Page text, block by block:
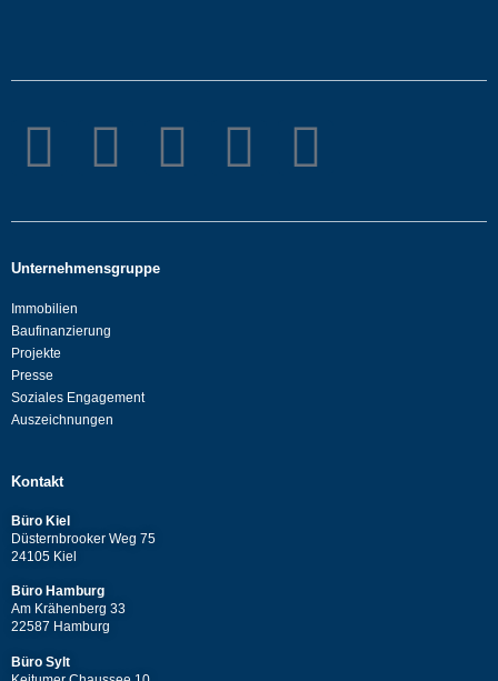
Unternehmensgruppe
Immobilien
Baufinanzierung
Projekte
Presse
Soziales Engagement
Auszeichnungen
Kontakt
Büro Kiel
Düsternbrooker Weg 75
24105 Kiel
Büro Hamburg
Am Krähenberg 33
22587 Hamburg
Büro Sylt